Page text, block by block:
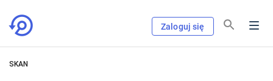
Zaloguj się
SKAN